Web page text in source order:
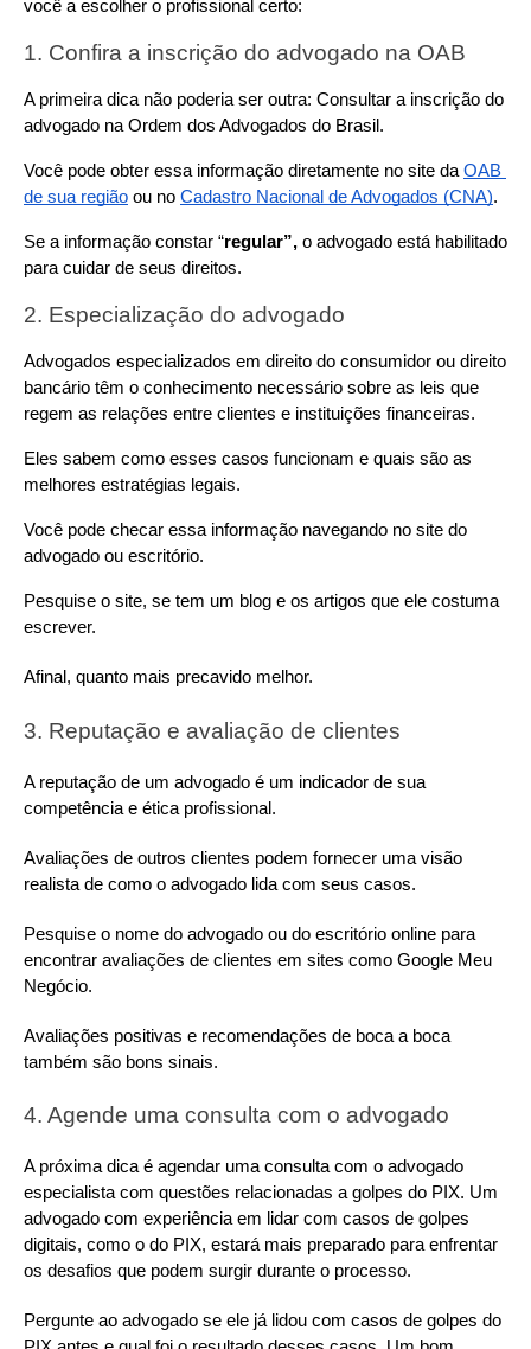
você a escolher o profissional certo:
1. Confira a inscrição do advogado na OAB
A primeira dica não poderia ser outra: Consultar a inscrição do
advogado na Ordem dos Advogados do Brasil.
Você pode obter essa informação diretamente no site da OAB
de sua região ou no Cadastro Nacional de Advogados (CNA).
Se a informação constar “regular”, o advogado está habilitado
para cuidar de seus direitos.
2. Especialização do advogado
Advogados especializados em direito do consumidor ou direito
bancário têm o conhecimento necessário sobre as leis que
regem as relações entre clientes e instituições financeiras.
Eles sabem como esses casos funcionam e quais são as
melhores estratégias legais.
Você pode checar essa informação navegando no site do
advogado ou escritório.
Pesquise o site, se tem um blog e os artigos que ele costuma
escrever.
Afinal, quanto mais precavido melhor.
3. Reputação e avaliação de clientes
A reputação de um advogado é um indicador de sua
competência e ética profissional.
Avaliações de outros clientes podem fornecer uma visão
realista de como o advogado lida com seus casos.
Pesquise o nome do advogado ou do escritório online para
encontrar avaliações de clientes em sites como Google Meu
Negócio.
Avaliações positivas e recomendações de boca a boca
também são bons sinais.
4. Agende uma consulta com o advogado
A próxima dica é agendar uma consulta com o advogado
especialista com questões relacionadas a golpes do PIX. Um
advogado com experiência em lidar com casos de golpes
digitais, como o do PIX, estará mais preparado para enfrentar
os desafios que podem surgir durante o processo.
Pergunte ao advogado se ele já lidou com casos de golpes do